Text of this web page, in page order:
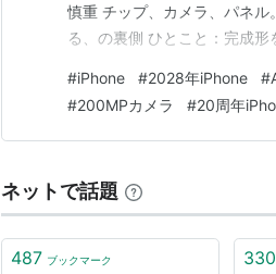
慎重 チップ、カメラ、パネ
る、の裏側 ひとこと：完成
さすがに気が早いと思います
だ、Ma…
#iPhone #2028年iPhone #
#200MPカメラ #20周年
ネットで話題
487 ブックマーク 330